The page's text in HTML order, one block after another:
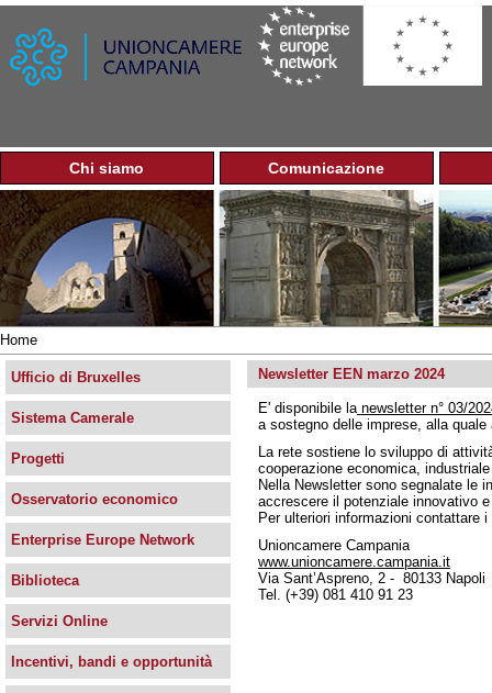
Jump to navigation
M
e
n
u
p
r
n
c
p
a
e
Chi siamo Comunicazione
Tu
sei
qui
Home
Newsletter EEN marzo 2024
E' disponibile la newsletter n° 03/
a sostegno delle imprese, alla
La rete sostiene lo sviluppo di
cooperazione economica,
Nella Newsletter sono segnalate le
accrescere il potenziale innovativo
Per ulteriori informazioni contattare
Unioncamere Campania
www.unioncamere.campania.it
Via Sant’Aspreno, 2 - 80133 Napoli
Tel. (+39) 081 410 91 23
Ufficio di Bruxelles
Sistema Camerale
Progetti
Osservatorio economico
Enterprise Europe Network
Biblioteca
Servizi Online
Incentivi, bandi e opportunità